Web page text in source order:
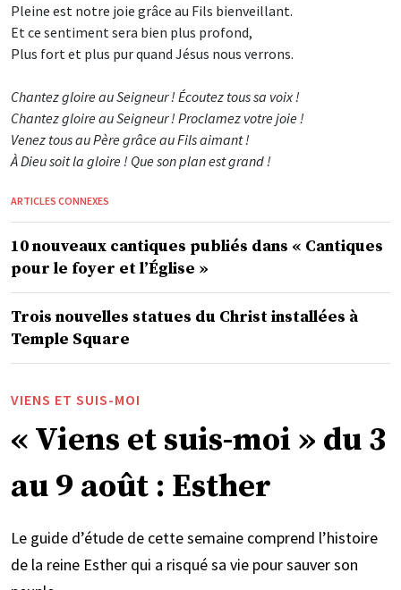
Pleine est notre joie grâce au Fils bienveillant.
Et ce sentiment sera bien plus profond,
Plus fort et plus pur quand Jésus nous verrons.
Chantez gloire au Seigneur ! Écoutez tous sa voix !
Chantez gloire au Seigneur ! Proclamez votre joie !
Venez tous au Père grâce au Fils aimant !
À Dieu soit la gloire ! Que son plan est grand !
ARTICLES CONNEXES
10 nouveaux cantiques publiés dans « Cantiques
pour le foyer et l’Église »
Trois nouvelles statues du Christ installées à
Temple Square
VIENS ET SUIS-MOI
« Viens et suis-moi » du 3
au 9 août : Esther
Le guide d’étude de cette semaine comprend l’histoire
de la reine Esther qui a risqué sa vie pour sauver son